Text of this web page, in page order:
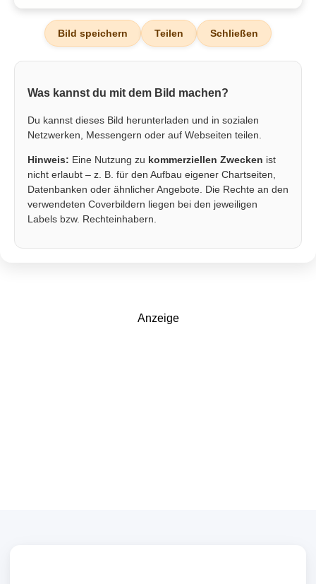
Bild speichern Teilen Schließen
Was kannst du mit dem Bild machen?
Du kannst dieses Bild herunterladen und in sozialen
Netzwerken, Messengern oder auf Webseiten teilen.
Hinweis: Eine Nutzung zu kommerziellen Zwecken ist
nicht erlaubt – z. B. für den Aufbau eigener Chartseiten,
Datenbanken oder ähnlicher Angebote. Die Rechte an den
verwendeten Coverbildern liegen bei den jeweiligen
Labels bzw. Rechteinhabern.
Anzeige